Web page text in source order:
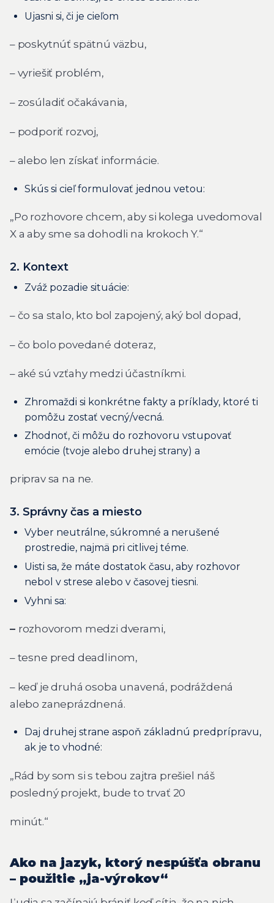
Ujasni si, či je cieľom
– poskytnúť spätnú väzbu,
– vyriešiť problém,
– zosúladiť očakávania,
– podporiť rozvoj,
– alebo len získať informácie.
Skús si cieľ formulovať jednou vetou:
„Po rozhovore chcem, aby si kolega uvedomoval
X a aby sme sa dohodli na krokoch Y.“
2. Kontext
Zváž pozadie situácie:
– čo sa stalo, kto bol zapojený, aký bol dopad,
– čo bolo povedané doteraz,
– aké sú vzťahy medzi účastníkmi.
Zhromaždi si konkrétne fakty a príklady, ktoré ti
pomôžu zostať vecný/vecná.
Zhodnoť, či môžu do rozhovoru vstupovať
emócie (tvoje alebo druhej strany) a
priprav sa na ne.
3. Správny čas a miesto
Vyber neutrálne, súkromné a nerušené
prostredie, najmä pri citlivej téme.
Uisti sa, že máte dostatok času, aby rozhovor
nebol v strese alebo v časovej tiesni.
Vyhni sa:
– rozhovorom medzi dverami,
– tesne pred deadlinom,
– keď je druhá osoba unavená, podráždená
alebo zaneprázdnená.
Daj druhej strane aspoň základnú predprípravu,
ak je to vhodné:
„Rád by som si s tebou zajtra prešiel náš
posledný projekt, bude to trvať 20
minút.“
Ako na jazyk, ktorý nespúšťa obranu
– použitie „ja-výrokov“